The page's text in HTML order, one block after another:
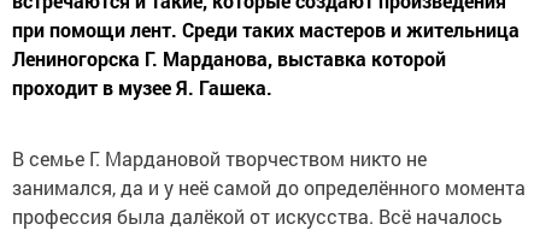
при помощи лент. Среди таких мастеров и жительница
Лениногорска Г. Марданова, выставка которой
проходит в музее Я. Гашека.
В семье Г. Мардановой творчеством никто не
занимался, да и у неё самой до определённого момента
профессия была далёкой от искусства. Всё началось